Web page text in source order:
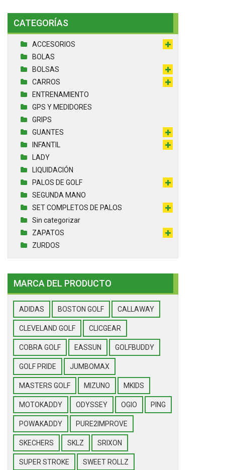
CATEGORÍAS
ACCESORIOS
BOLAS
BOLSAS
CARROS
ENTRENAMIENTO
GPS Y MEDIDORES
GRIPS
GUANTES
INFANTIL
LADY
LIQUIDACIÓN
PALOS DE GOLF
SEGUNDA MANO
SET COMPLETOS DE PALOS
Sin categorizar
ZAPATOS
ZURDOS
MARCA DEL PRODUCTO
ADIDAS BOSTON GOLF CALLAWAY
CLEVELAND GOLF CLICGEAR
COBRA GOLF EASSUN GOLFBUDDY
GOLF PRIDE JUMBOMAX
MASTERS GOLF MIZUNO MKIDS
MOTOKADDY ODYSSEY OGIO PING
POWAKADDY PURE2IMPROVE
SKECHERS SKLZ SRIXON
SUPER STROKE SWEET ROLLZ